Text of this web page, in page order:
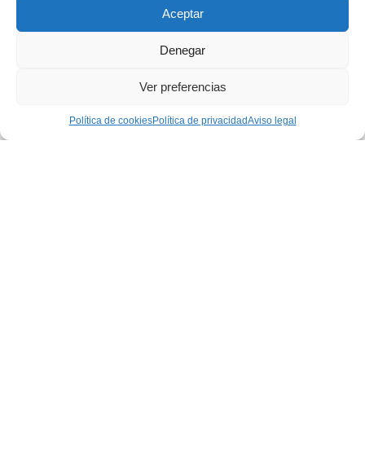
Aceptar
Denegar
Ver preferencias
Política de cookiesPolítica de privacidadAviso legal
Protección Solar Integral con
Estores y Persianas